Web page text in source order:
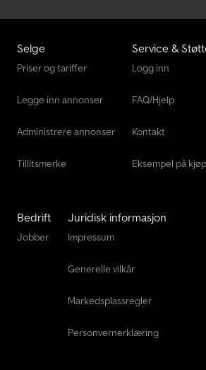
Selge
Priser og tariffer
Legge inn annonser
Administrere annonser
Tillitsmerke
Service &
Logg inn
FAQ/Hjelp
Kontakt
Eksempel på
Bedrift
Jobber
Juridisk informasjon
Impressum
Generelle vilkår
Markedsplassregler
Personvernerklæring